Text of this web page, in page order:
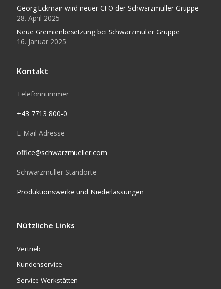
Georg Eckmair wird neuer CFO der Schwarzmüller Gruppe
28. April 2025
Neue Gremienbesetzung bei Schwarzmüller Gruppe
16. Januar 2025
Kontakt
Telefonnummer
+43 7713 800-0
E-Mail-Adresse
office@schwarzmueller.com
Schwarzmüller Standorte
Produktionswerke und Niederlassungen
Nützliche Links
Vertrieb
Kundenservice
Service-Werkstätten